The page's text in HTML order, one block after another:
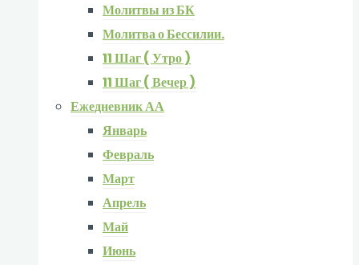
Молитвы из БК
Молитва о Бессилии.
11 Шаг ( Утро )
11 Шаг ( Вечер )
Ежедневник АА
Январь
Февраль
Март
Апрель
Май
Июнь